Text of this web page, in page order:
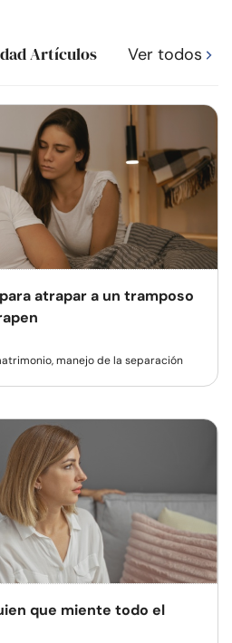
Artículos Ver todos
atrapar a un tramposo
manejo de la separación
que miente todo el